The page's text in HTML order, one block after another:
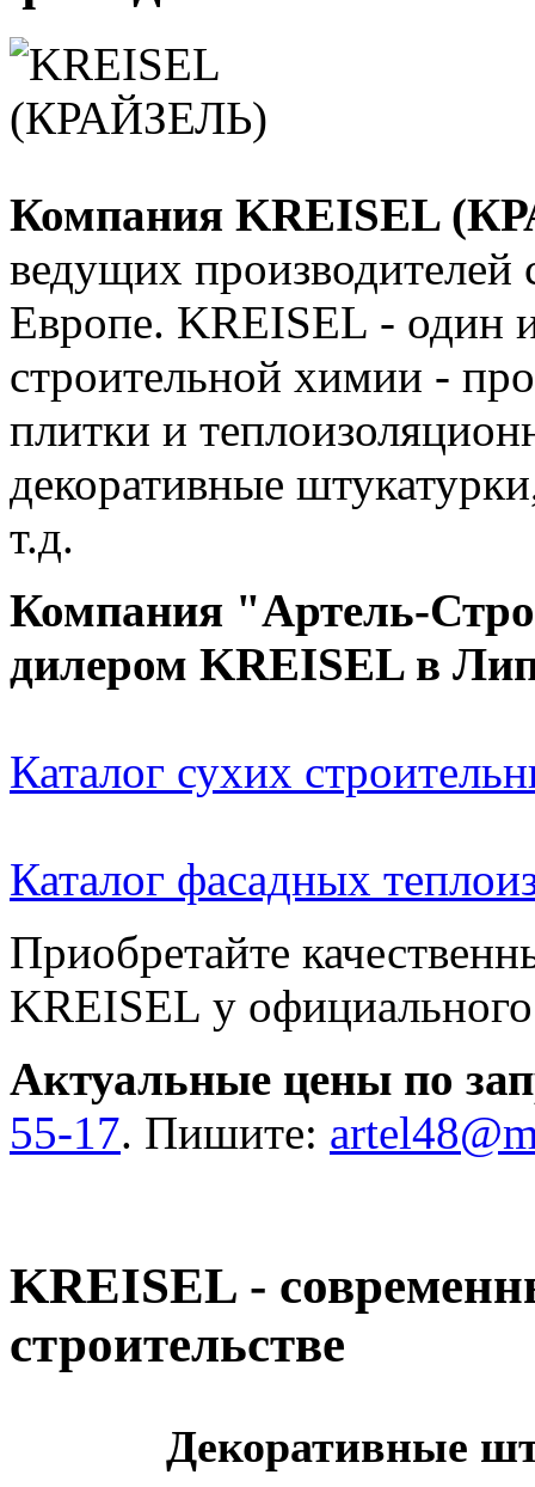
Компания KREISEL
ведущих производителей
Европе. KREISEL - один
строительной химии -
плитки и
декоративные
т.д.
Компания "Артель-
дилером KREISEL в
Каталог сухих
Каталог фасадных
Приобретайте
KREISEL у
Актуальные цены по
55-17. Пишите:
KREISEL -
строительстве
Декоративные